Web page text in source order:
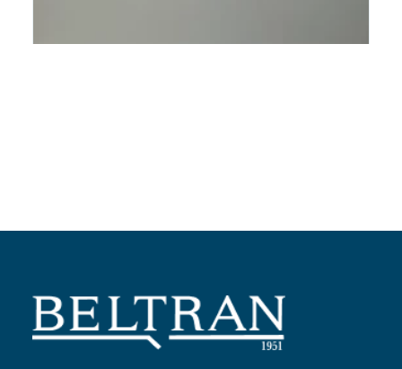
Anillo retén válvulas
436438
10,36
El